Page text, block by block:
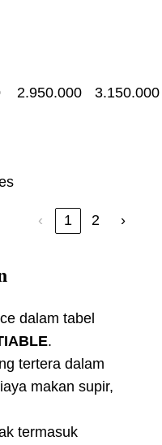
2.950.000 3.150.000
‹ 1 2 ›
dalam tabel
.
tertera dalam
makan supir,
termasuk